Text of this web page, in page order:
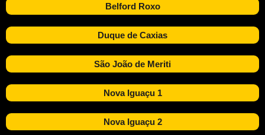
Belford Roxo
Duque de Caxias
São João de Meriti
Nova Iguaçu 1
Nova Iguaçu 2